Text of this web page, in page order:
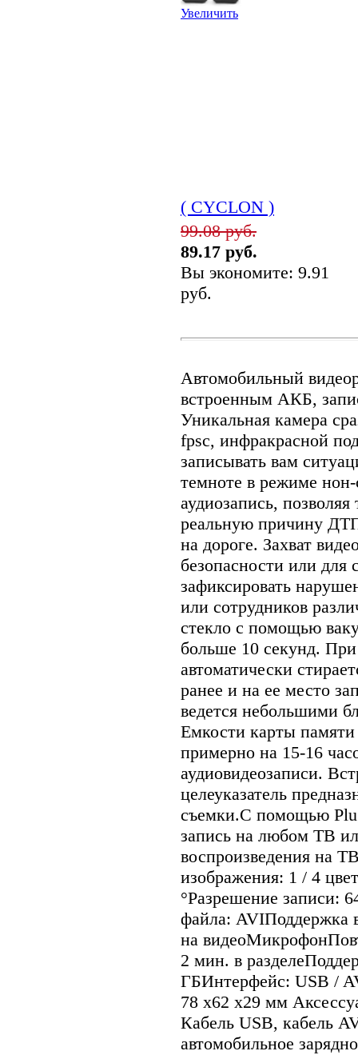
Увеличить
( CYCLON )
99.08 руб.
89.17 руб.
Вы экономите: 9.91
руб.
Автомобильный
встроенным АКБ,
Уникальная камера
fpsс, инфракрасной
записывать вам
темноте в режиме
аудиозапись,
реальную причину
на дороге. Захват
безопасности или для
зафиксировать
или сотрудников
стекло с помощью
больше 10 секунд.
автоматически
ранее и на ее место
ведется небольшими
Емкости карты памяти
примерно на 15-16
аудиовидеозаписи.
целеуказатель
съемки.С помощью
запись на любом ТВ
воспроизведения на
изображения: 1 / 4
°Разрешение записи:
файла: AVIПоддержка
на
2 мин. в
ГБИнтерфейс: USB /
78 х62 х29 мм
Кабель USB, кабель
автомобильное